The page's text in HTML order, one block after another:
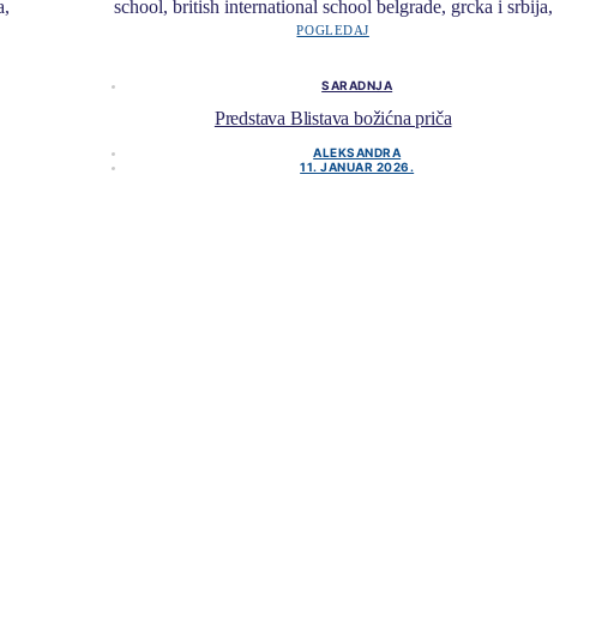
POGLEDAJ
SARADNJA
Predstava Blistava božićna priča
ALEKSANDRA
11. JANUAR 2026.